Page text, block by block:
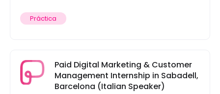
Práctica
Paid Digital Marketing & Customer
Management Internship in Sabadell,
Barcelona (Italian Speaker)